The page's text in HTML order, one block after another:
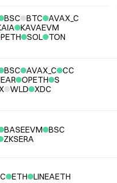
BSC BTC
AVAX_C
KAVAEVM
SOL
TON
BSC AVAX_C
CC
OPETH
S
WLD
XDC
BASEEVM
BSC
ZKSERA
ETH
LINEAETH